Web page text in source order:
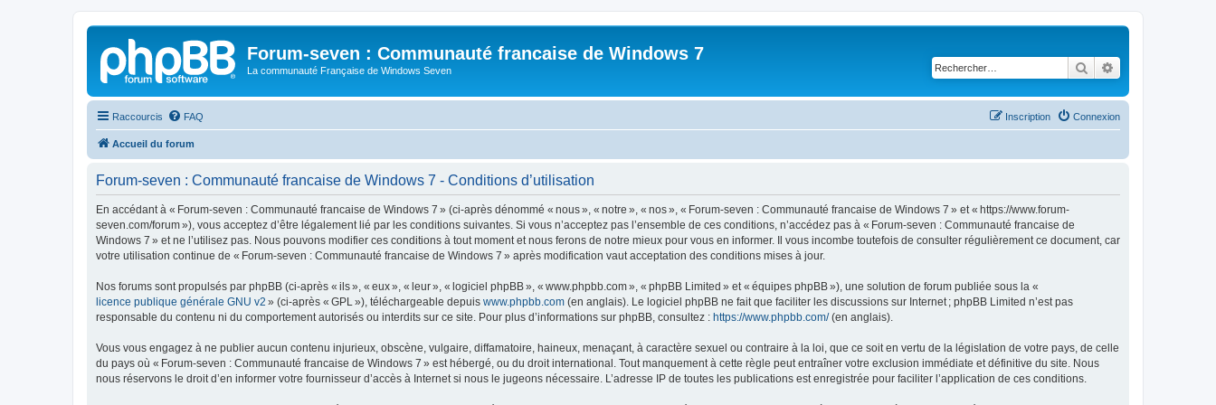
Forum-seven : Communauté francaise de Windows 7
La communauté Française de Windows Seven Rechercher
Raccourcis FAQ Connexion
Inscription
Accueil du forum
Forum-seven : Communauté francaise de Windows 7 - Conditions d’utilisation
En accédant à « Forum-seven : Communauté francaise de Windows 7 » (ci-après dénommé « nous », « notre », « nos », « Forum-seven : Communauté francaise de Windows 7 » et « https://www.forum-
seven.com/forum »), vous acceptez d’être légalement lié par les conditions suivantes. Si vous n’acceptez pas l’ensemble de ces conditions, n’accédez pas à « Forum-seven : Communauté francaise de
Windows 7 » et ne l’utilisez pas. Nous pouvons modifier ces conditions à tout moment et nous ferons de notre mieux pour vous en informer. Il vous incombe toutefois de consulter régulièrement ce document, car
votre utilisation continue de « Forum-seven : Communauté francaise de Windows 7 » après modification vaut acceptation des conditions mises à jour.
Nos forums sont propulsés par phpBB (ci-après « ils », « eux », « leur », « logiciel phpBB », « www.phpbb.com », « phpBB Limited » et « équipes phpBB »), une solution de forum publiée sous la «
licence publique générale GNU v2 » (ci-après « GPL »), téléchargeable depuis www.phpbb.com (en anglais). Le logiciel phpBB ne fait que faciliter les discussions sur Internet ; phpBB Limited n’est pas
responsable du contenu ni du comportement autorisés ou interdits sur ce site. Pour plus d’informations sur phpBB, consultez : https://www.phpbb.com/(en anglais).
Vous vous engagez à ne publier aucun contenu injurieux, obscène, vulgaire, diffamatoire, haineux, menaçant, à caractère sexuel ou contraire à la loi, que ce soit en vertu de la législation de votre pays, de celle
du pays où « Forum-seven : Communauté francaise de Windows 7 » est hébergé, ou du droit international. Tout manquement à cette règle peut entraîner votre exclusion immédiate et définitive du site. Nous
nous réservons le droit d’en informer votre fournisseur d’accès à Internet si nous le jugeons nécessaire. L’adresse IP de toutes les publications est enregistrée pour faciliter l’application de ces conditions.